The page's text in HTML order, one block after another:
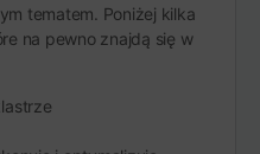
tematem. Poniżej kilka
na pewno znajdą się w